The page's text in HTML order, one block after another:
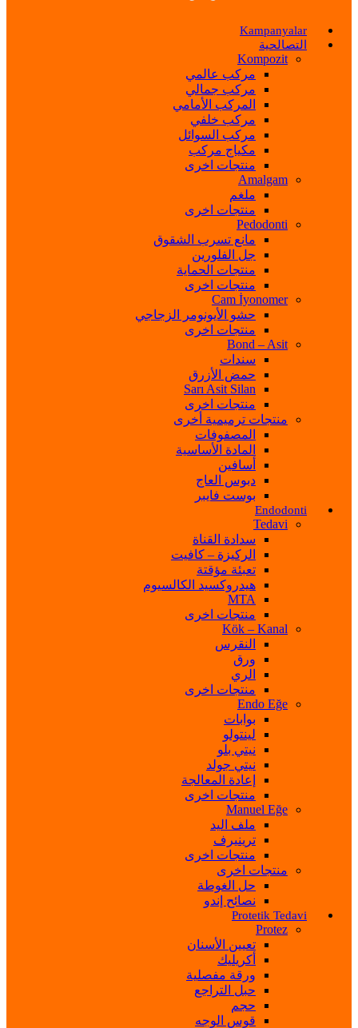
Kampanyalar
التصالحية
Kompozit
مركب عالمي
مركب جمالي
المركب الأمامي
مركب خلفي
مركب السوائل
مكياج مركب
منتجات اخرى
Amalgam
ملغم
منتجات اخرى
Pedodonti
مانع تسرب الشقوق
جل الفلورين
منتجات الحماية
منتجات اخرى
Cam İyonomer
حشو الأيونومر الزجاجي
منتجات اخرى
Bond – Asit
سندات
حمض الأزرق
Sarı Asit Silan
منتجات اخرى
منتجات ترميمية أخرى
المصفوفات
المادة الأساسية
أسافين
دبوس العاج
بوست فايبر
Endodonti
Tedavi
سدادة القناة
الركيزة – كافيت
تعبئة مؤقتة
هيدروكسيد الكالسيوم
MTA
منتجات اخرى
Kök – Kanal
النقرس
ورق
الري
منتجات اخرى
Endo Eğe
بوابات
لينتولو
نيتي بلو
نيتي جولد
إعادة المعالجة
منتجات اخرى
Manuel Eğe
ملف اليد
ترينيرف
منتجات اخرى
منتجات اخرى
حل الغوطة
نصائح إندو
Protetik Tedavi
Protez
تعيين الأسنان
أكريليك
ورقة مفصلية
حبل التراجع
حجم
قوس الوجه